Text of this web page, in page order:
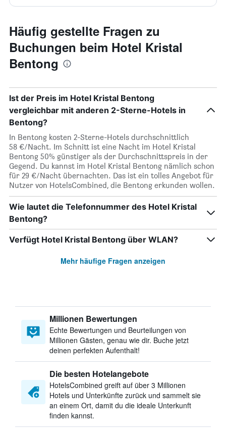
Häufig gestellte Fragen zu
Buchungen beim Hotel Kristal
Bentong
Ist der Preis im Hotel Kristal Bentong
vergleichbar mit anderen 2-Sterne-Hotels in
Bentong?
In Bentong kosten 2-Sterne-Hotels durchschnittlich
58 €/Nacht. Im Schnitt ist eine Nacht im Hotel Kristal
Bentong 50% günstiger als der Durchschnittspreis in der
Gegend. Du kannst im Hotel Kristal Bentong nämlich schon
für 29 €/Nacht übernachten. Das ist ein tolles Angebot für
Nutzer von HotelsCombined, die Bentong erkunden wollen.
Wie lautet die Telefonnummer des Hotel Kristal
Bentong?
Verfügt Hotel Kristal Bentong über WLAN?
Mehr häufige Fragen anzeigen
Millionen Bewertungen
Echte Bewertungen und Beurteilungen von
Millionen Gästen, genau wie dir. Buche jetzt
deinen perfekten Aufenthalt!
Die besten Hotelangebote
HotelsCombined greift auf über 3 Millionen
Hotels und Unterkünfte zurück und sammelt sie
an einem Ort, damit du die ideale Unterkunft
finden kannst.